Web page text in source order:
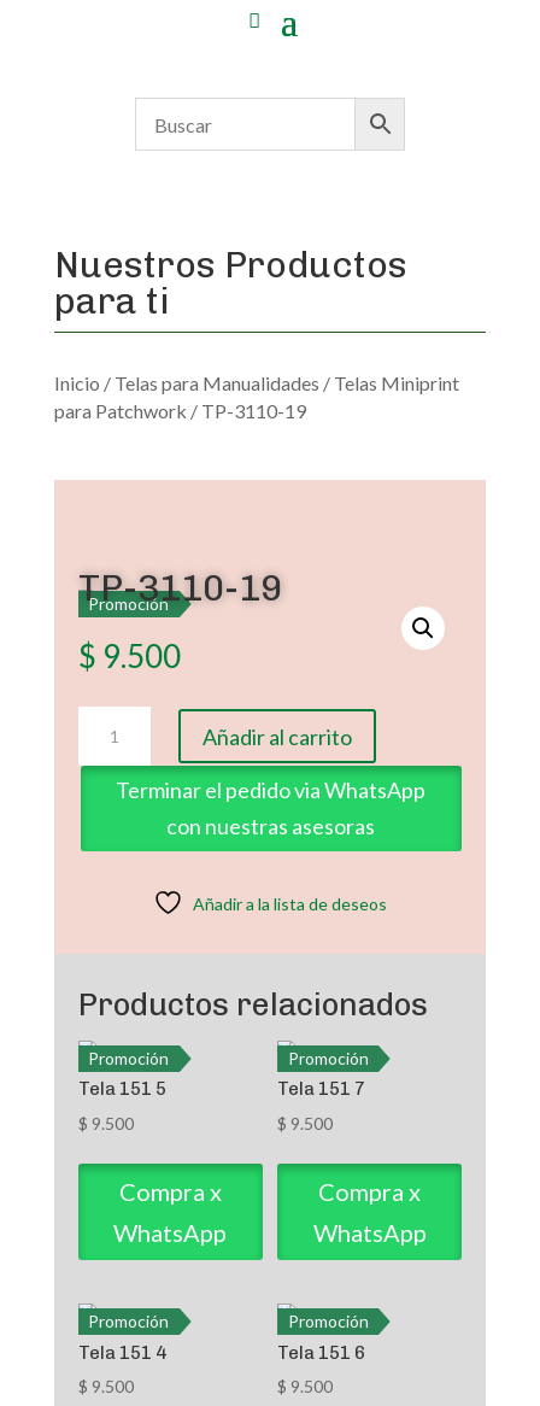
Nuestros Productos
para ti
Inicio / Telas para Manualidades / Telas Miniprint
para Patchwork / TP-3110-19
Promoción
TP-3110-19
$ 9.500
3110-
19
cantidad
Añadir al carrito
Terminar el pedido via WhatsApp
con nuestras asesoras
Añadir a la lista de deseos
Productos relacionados
Promoción
Tela 151 5
$ 9.500
Compra x
WhatsApp
Promoción
Tela 151 7
$ 9.500
Compra x
WhatsApp
Promoción
Tela 151 4
$ 9.500
Promoción
Tela 151 6
$ 9.500